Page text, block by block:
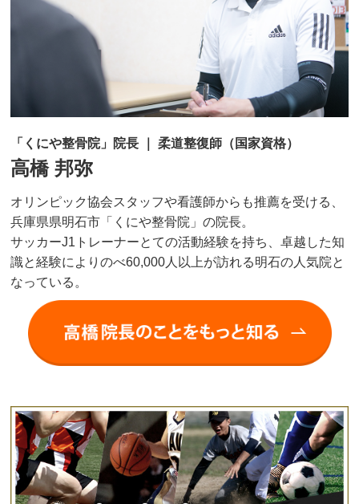
「くにや整骨院」院長 ｜ 柔道整復師（国家資格）
高橋 邦弥
オリンピック協会スタッフや看護師からも推薦を受ける、
兵庫県県明石市「くにや整骨院」の院長。
サッカーJ1トレーナーとての活動経験を持ち、卓越した知
識と経験によりのべ60,000人以上が訪れる明石の人気院と
なっている。